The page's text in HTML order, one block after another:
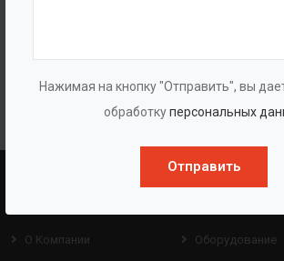
Нажимая на кнопку "Отправить", вы
обработкуперсональных
Отправить
Жироуловители
автоматические
О Компании Оборудование